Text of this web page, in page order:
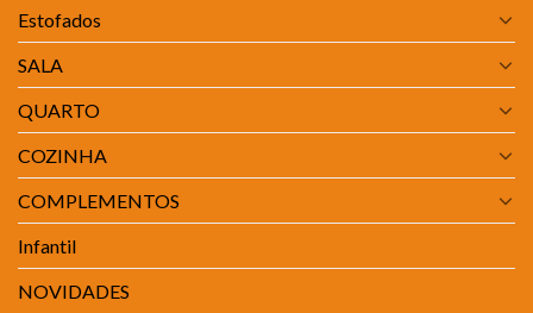
Estofados
SALA
QUARTO
COZINHA
COMPLEMENTOS
Infantil
NOVIDADES